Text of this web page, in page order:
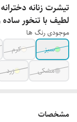
تیشرت زنانه
لطیف با تنخور
موجودی رنگ ها
سبز
کرم
مشکی
زرد
مشخصات